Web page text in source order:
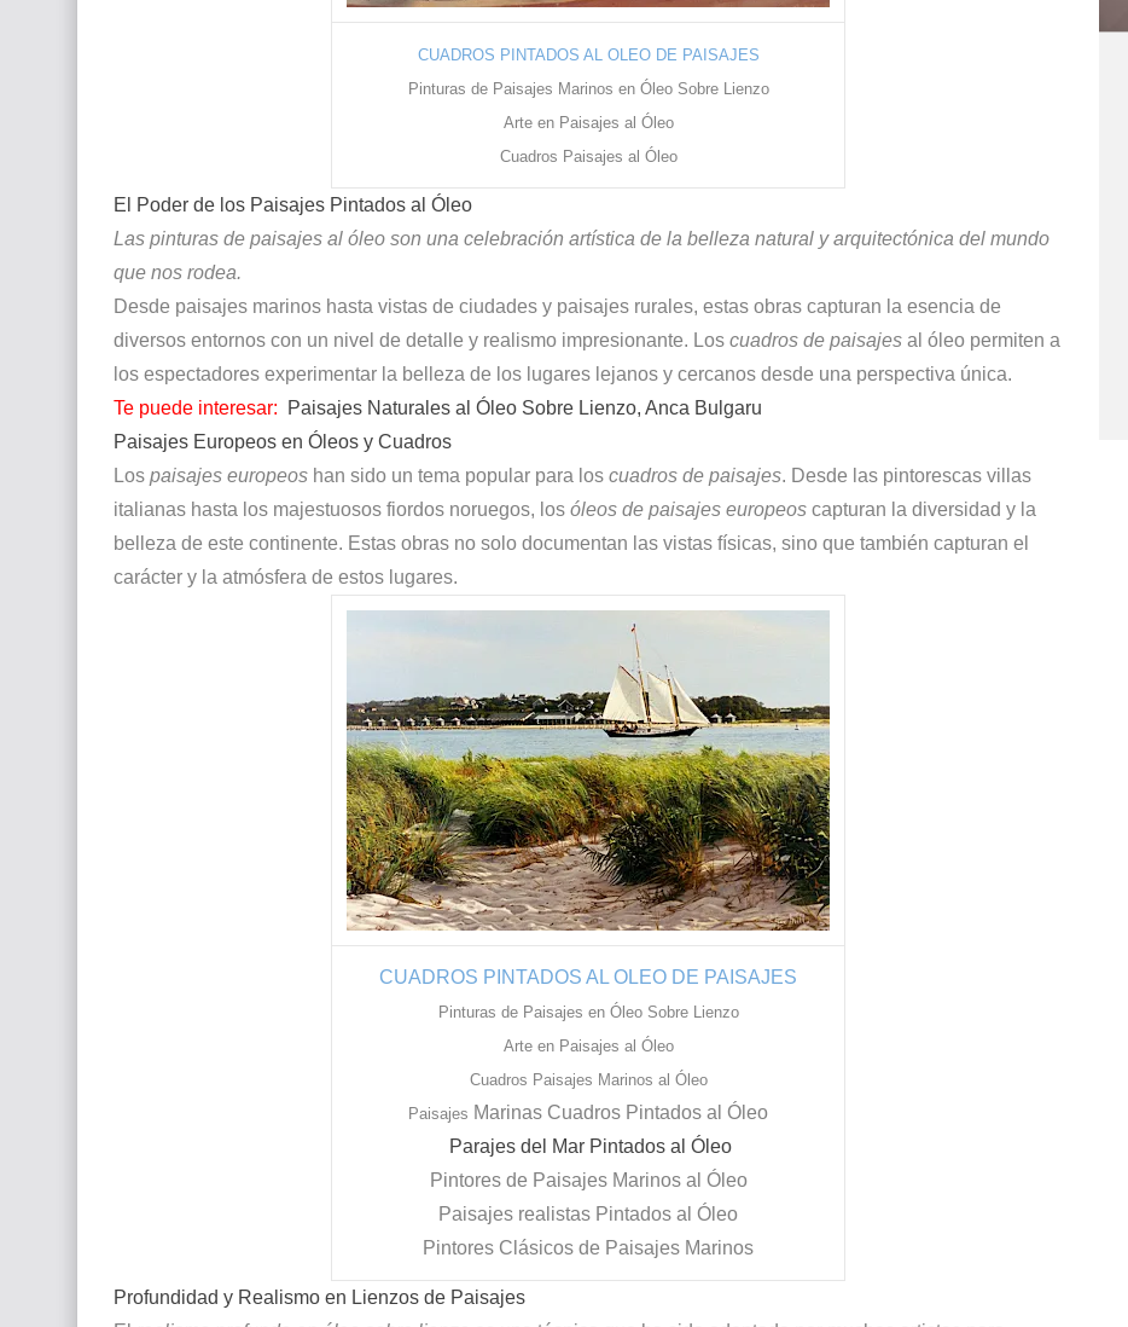
CUADROS PINTADOS AL OLEO DE PAISAJES
Pinturas de Paisajes Marinos en Óleo Sobre Lienzo
Arte en Paisajes al Óleo
Cuadros Paisajes al Óleo
El Poder de los Paisajes Pintados al Óleo
Las pinturas de paisajes al óleo son una celebración artística de la belleza natural y arquitectónica del mundo
que nos rodea.
Desde paisajes marinos hasta vistas de ciudades y paisajes rurales, estas obras capturan la esencia de
diversos entornos con un nivel de detalle y realismo impresionante. Los cuadros de paisajes al óleo permiten a
los espectadores experimentar la belleza de los lugares lejanos y cercanos desde una perspectiva única.
Te puede interesar:
Paisajes Naturales al Óleo Sobre Lienzo, Anca Bulgaru
Paisajes Europeos en Óleos y Cuadros
Los paisajes europeos han sido un tema popular para los cuadros de paisajes. Desde las pintorescas villas
italianas hasta los majestuosos fiordos noruegos, los óleos de paisajes europeos capturan la diversidad y la
belleza de este continente. Estas obras no solo documentan las vistas físicas, sino que también capturan el
carácter y la atmósfera de estos lugares.
CUADROS PINTADOS AL OLEO DE PAISAJES
Pinturas de Paisajes en Óleo Sobre Lienzo
Arte en Paisajes al Óleo
Cuadros Paisajes Marinos al Óleo
Paisajes Marinas Cuadros Pintados al Óleo
Parajes del Mar Pintados al Óleo
Pintores de Paisajes Marinos al Óleo
Paisajes realistas Pintados al Óleo
Pintores Clásicos de Paisajes Marinos
Profundidad y Realismo en Lienzos de Paisajes